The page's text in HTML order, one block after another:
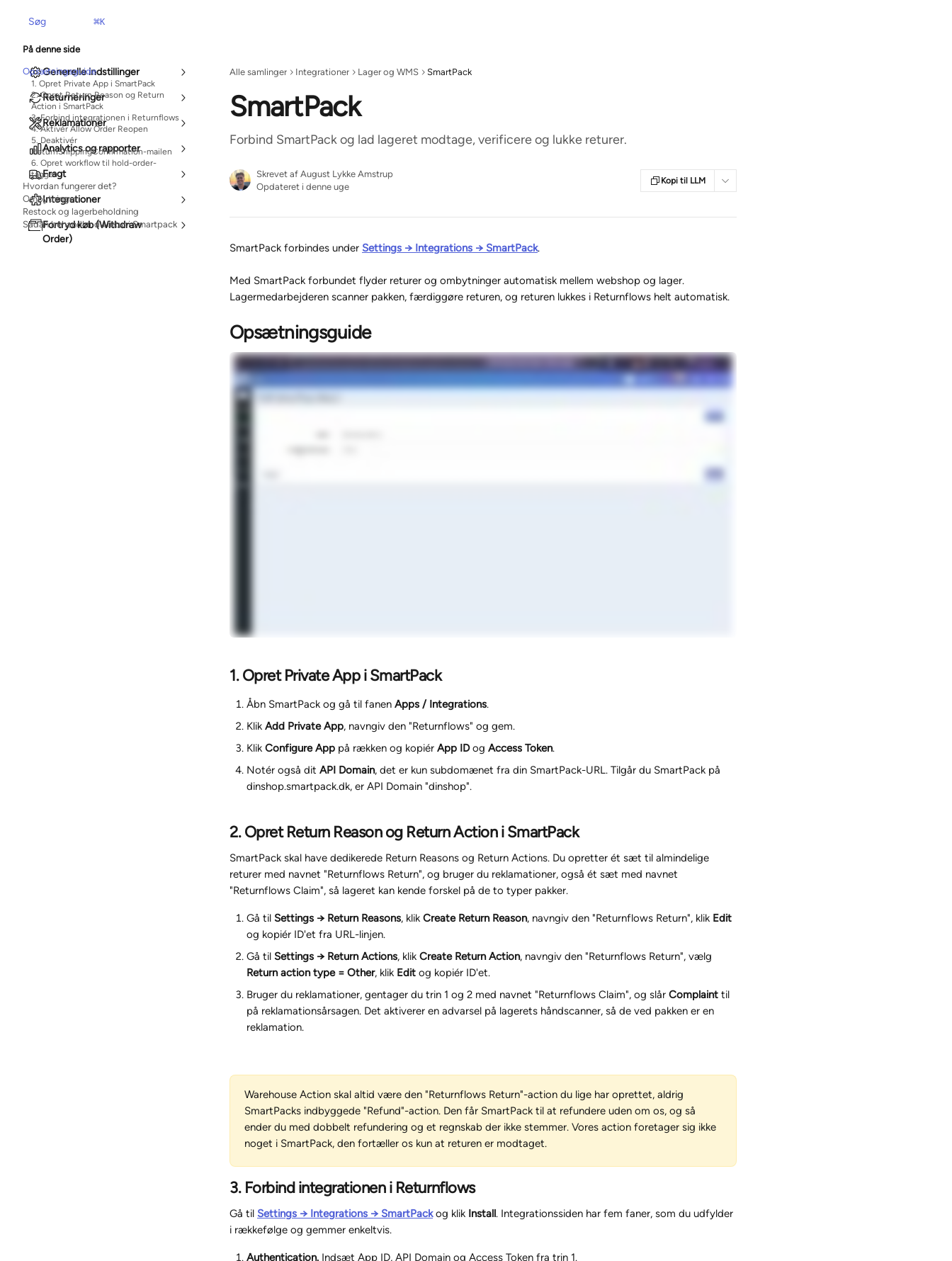
Søg ⌘K
Generelle indstillinger
Returneringer
Reklamationer
Analytics og rapporter
Fragt
Integrationer
Fortryd køb (Withdraw
Order)
Alle samlinger Integrationer Lager og WMS SmartPack
SmartPack
Forbind SmartPack og lad lageret modtage, verificere og lukke returer.
Skrevet af August Lykke Amstrup
Opdateret i denne uge
Kopi til LLM
SmartPack forbindes under Settings → Integrations → SmartPack.
Med SmartPack forbundet flyder returer og ombytninger automatisk mellem webshop og lager.
Lagermedarbejderen scanner pakken, færdiggøre returen, og returen lukkes i Returnflows helt automatisk.
Opsætningsguide
1. Opret Private App i SmartPack
Åbn SmartPack og gå til fanen Apps / Integrations.
Klik Add Private App, navngiv den "Returnflows" og gem.
Klik Configure App på rækken og kopiér App ID og Access Token.
Notér også dit API Domain, det er kun subdomænet fra din SmartPack-URL. Tilgår du SmartPack på
dinshop.smartpack.dk, er API Domain "dinshop".
2. Opret Return Reason og Return Action i SmartPack
SmartPack skal have dedikerede Return Reasons og Return Actions. Du opretter ét sæt til almindelige
returer med navnet "Returnflows Return", og bruger du reklamationer, også ét sæt med navnet
"Returnflows Claim", så lageret kan kende forskel på de to typer pakker.
Gå til Settings → Return Reasons, klik Create Return Reason, navngiv den "Returnflows Return", klik Edit
og kopiér ID'et fra URL-linjen.
Gå til Settings → Return Actions, klik Create Return Action, navngiv den "Returnflows Return", vælg
Return action type = Other, klik Edit og kopiér ID'et.
Bruger du reklamationer, gentager du trin 1 og 2 med navnet "Returnflows Claim", og slår Complaint til
på reklamationsårsagen. Det aktiverer en advarsel på lagerets håndscanner, så de ved pakken er en
reklamation.
Warehouse Action skal altid være den "Returnflows Return"-action du lige har oprettet, aldrig
SmartPacks indbyggede "Refund"-action. Den får SmartPack til at refundere uden om os, og så
ender du med dobbelt refundering og et regnskab der ikke stemmer. Vores action foretager sig ikke
noget i SmartPack, den fortæller os kun at returen er modtaget.
3. Forbind integrationen i Returnflows
Gå til Settings → Integrations → SmartPack og klik Install. Integrationssiden har fem faner, som du udfylder
i rækkefølge og gemmer enkeltvis.
Authentication. Indsæt App ID, API Domain og Access Token fra trin 1.
På denne side
Opsætningsguide
1. Opret Private App i SmartPack
2. Opret Return Reason og Return
Action i SmartPack
3. Forbind integrationen i Returnflows
4. Aktivér Allow Order Reopen
5. Deaktivér
ReturnShippingConfirmation-mailen
6. Opret workflow til hold-order-
tagget
Hvordan fungerer det?
Ombytninger
Restock og lagerbeholdning
Sådan behandler du retur i Smartpack